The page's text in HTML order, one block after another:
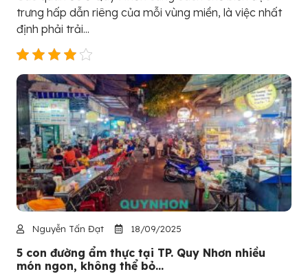
trưng hấp dẫn riêng của mỗi vùng miền, là việc nhất
định phải trải...
Nguyễn Tấn Đạt 18/09/2025
5 con đường ẩm thực tại TP. Quy Nhơn nhiều
món ngon, không thể bỏ...